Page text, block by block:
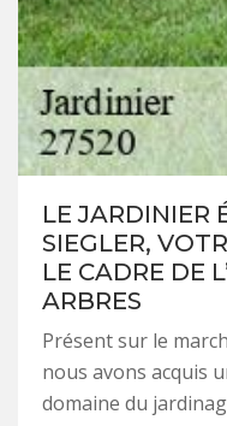
LE JARDINIER
SIEGLER,
LE CADRE DE
ARBRES
Présent sur le
nous avons acquis
domaine du